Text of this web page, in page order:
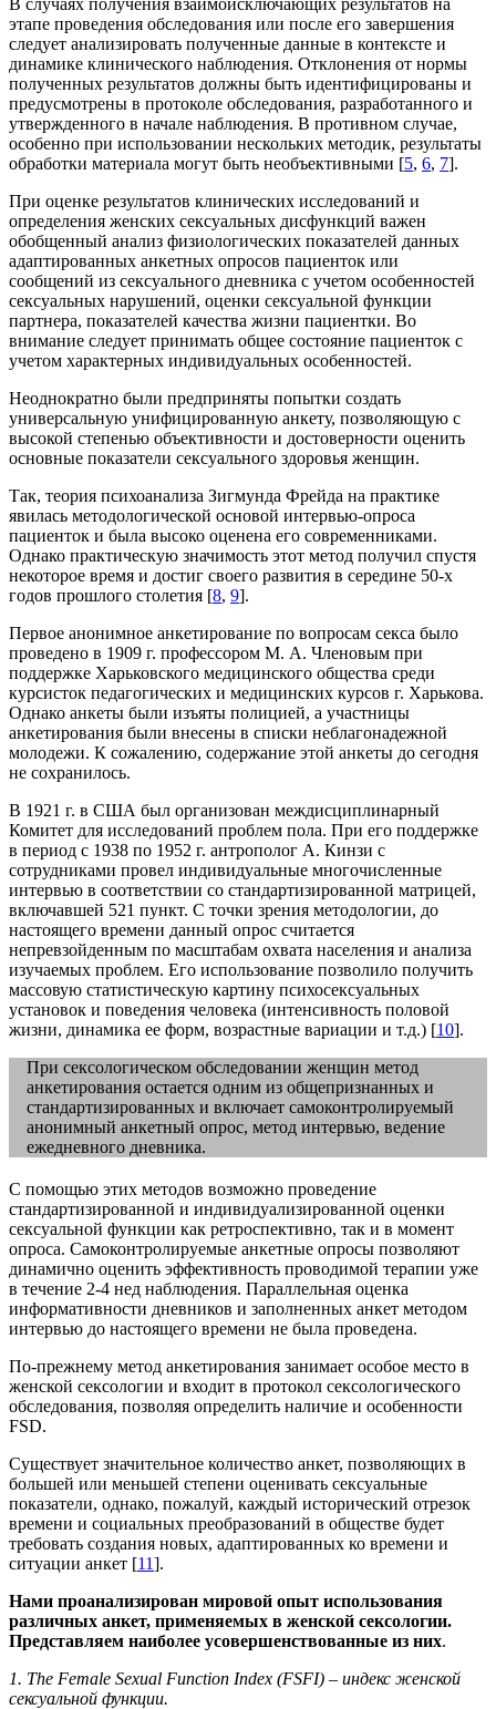
этапе проведения обследования или после его завершения
следует анализировать полученные данные в контексте и
динамике клинического наблюдения. Отклонения от нормы
полученных результатов должны быть идентифицированы и
предусмотрены в протоколе обследования, разработанного и
утвержденного в начале наблюдения. В противном случае,
особенно при использовании нескольких методик, результаты
обработки материала могут быть необъективными [5, 6, 7].
При оценке результатов клинических исследований и
определения женских сексуальных дисфункций важен
обобщенный анализ физиологических показателей данных
адаптированных анкетных опросов пациенток или
сообщений из сексуального дневника с учетом особенностей
сексуальных нарушений, оценки сексуальной функции
партнера, показателей качества жизни пациентки. Во
внимание следует принимать общее состояние пациенток с
учетом характерных индивидуальных особенностей.
Неоднократно были предприняты попытки создать
универсальную унифицированную анкету, позволяющую с
высокой степенью объективности и достоверности оценить
основные показатели сексуального здоровья женщин.
Так, теория психоанализа Зигмунда Фрейда на практике
явилась методологической основой интервью-опроса
пациенток и была высоко оценена его современниками.
Однако практическую значимость этот метод получил спустя
некоторое время и достиг своего развития в середине 50-х
годов прошлого столетия [8, 9].
Первое анонимное анкетирование по вопросам секса было
проведено в 1909 г. профессором М. А. Членовым при
поддержке Харьковского медицинского общества среди
курсисток педагогических и медицинских курсов г. Харькова.
Однако анкеты были изъяты полицией, а участницы
анкетирования были внесены в списки неблагонадежной
молодежи. К сожалению, содержание этой анкеты до сегодня
не сохранилось.
В 1921 г. в США был организован междисциплинарный
Комитет для исследований проблем пола. При его поддержке
в период с 1938 по 1952 г. антрополог А. Кинзи с
сотрудниками провел индивидуальные многочисленные
интервью в соответствии со стандартизированной матрицей,
включавшей 521 пункт. С точки зрения методологии, до
настоящего времени данный опрос считается
непревзойденным по масштабам охвата населения и анализа
изучаемых проблем. Его использование позволило получить
массовую статистическую картину психосексуальных
установок и поведения человека (интенсивность половой
жизни, динамика ее форм, возрастные вариации и т.д.) [10].
При сексологическом обследовании женщин метод
анкетирования остается одним из общепризнанных и
стандартизированных и включает самоконтролируемый
анонимный анкетный опрос, метод интервью, ведение
ежедневного дневника.
С помощью этих методов возможно проведение
стандартизированной и индивидуализированной оценки
сексуальной функции как ретроспективно, так и в момент
опроса. Самоконтролируемые анкетные опросы позволяют
динамично оценить эффективность проводимой терапии уже
в течение 2-4 нед наблюдения. Параллельная оценка
информативности дневников и заполненных анкет методом
интервью до настоящего времени не была проведена.
По-прежнему метод анкетирования занимает особое место в
женской сексологии и входит в протокол сексологического
обследования, позволяя определить наличие и особенности
FSD.
Существует значительное количество анкет, позволяющих в
большей или меньшей степени оценивать сексуальные
показатели, однако, пожалуй, каждый исторический отрезок
времени и социальных преобразований в обществе будет
требовать создания новых, адаптированных ко времени и
ситуации анкет [11].
Нами проанализирован мировой опыт использования
различных анкет, применяемых в женской сексологии.
Представляем наиболее усовершенствованные из них.
1. The Female Sexual Function Index (FSFI) – индекс женской
сексуальной функции.